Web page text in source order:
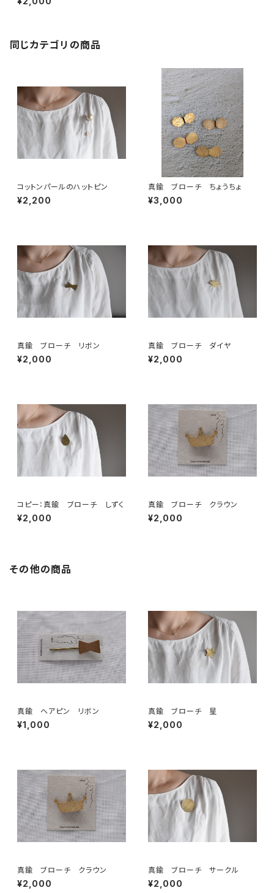
同じカテゴリの商品
コットンパールのハットピン
¥2,200
真鍮 ブローチ ちょうちょ
¥3,000
真鍮 ブローチ リボン
¥2,000
真鍮 ブローチ ダイヤ
¥2,000
コピー：真鍮 ブローチ しずく
¥2,000
真鍮 ブローチ クラウン
¥2,000
その他の商品
真鍮 ヘアピン リボン
¥1,000
真鍮 ブローチ 星
¥2,000
真鍮 ブローチ クラウン
¥2,000
真鍮 ブローチ サークル
¥2,000